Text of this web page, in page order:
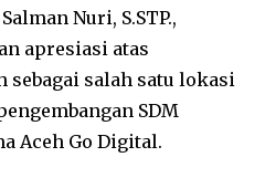
Nuri, S.STP.,
apresiasi atas
sebagai salah satu lokasi
SDM
Aceh Go Digital.